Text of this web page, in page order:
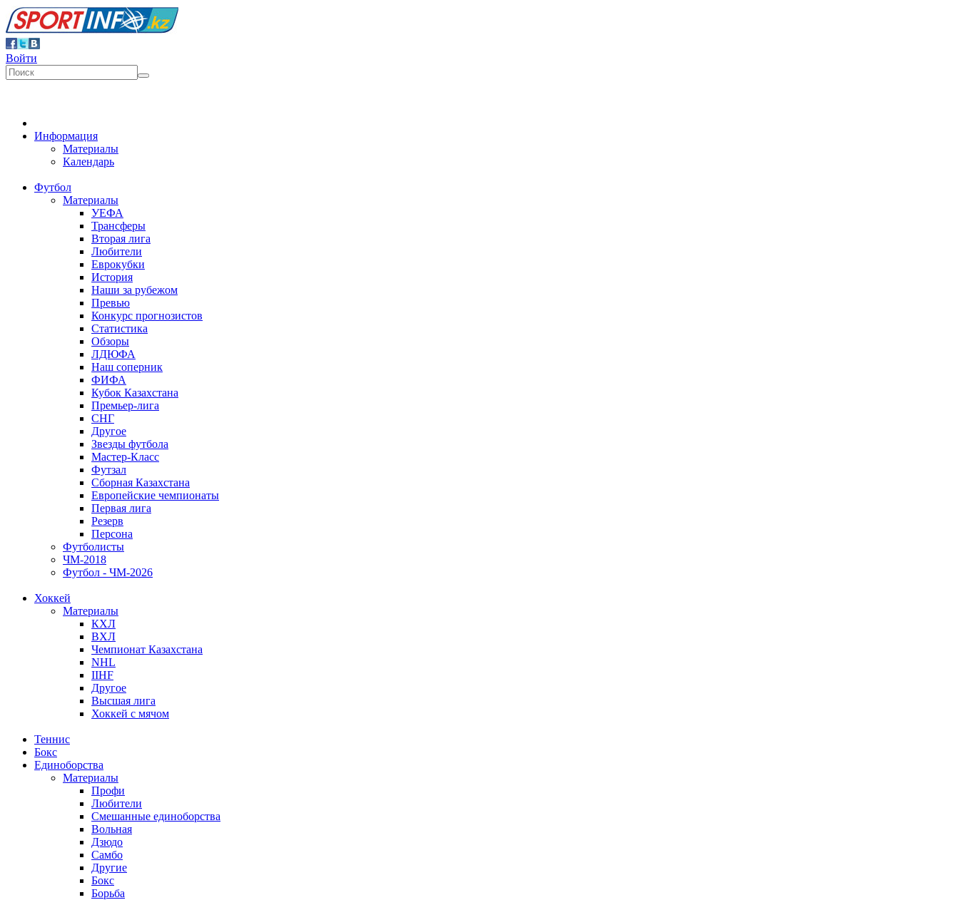
Войти
Информация
Материалы
Календарь
Футбол
Материалы
УЕФА
Трансферы
Вторая лига
Любители
Еврокубки
История
Наши за рубежом
Превью
Конкурс прогнозистов
Статистика
Обзоры
ЛДЮФА
Наш соперник
ФИФА
Кубок Казахстана
Премьер-лига
СНГ
Другое
Звезды футбола
Мастер-Класс
Футзал
Сборная Казахстана
Европейские чемпионаты
Первая лига
Резерв
Персона
Футболисты
ЧМ-2018
Футбол - ЧМ-2026
Хоккей
Материалы
КХЛ
ВХЛ
Чемпионат Казахстана
NHL
IIHF
Другое
Высшая лига
Хоккей с мячом
Теннис
Бокс
Единоборства
Материалы
Профи
Любители
Смешанные единоборства
Вольная
Дзюдо
Самбо
Другие
Бокс
Борьба